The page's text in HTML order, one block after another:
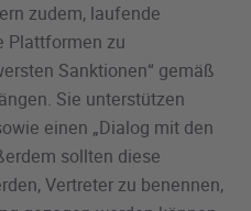
zudem, laufende
Plattformen zu
Sanktionen“ gemäß
Sie unterstützen
einen „Dialog mit den
sollten diese
Vertreter zu benennen,